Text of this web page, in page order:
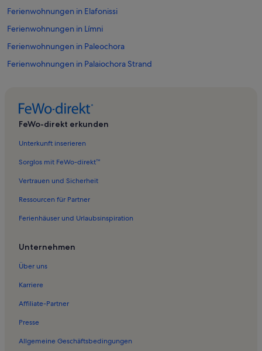
Ferienwohnungen in Elafonissi
Ferienwohnungen in Límni
Ferienwohnungen in Paleochora
Ferienwohnungen in Palaiochora Strand
Ferienwohnungen in Tzitzifia
Ferienwohnungen in Elos
Ferienwohnungen in Pinker Strand
Ferienwohnungen in Sklavopoula
Ferienwohnungen in Plokamianá
Ferienwohnungen in Perivolia
FeWo-direkt erkunden
Unterkunft inserieren
Sorglos mit FeWo-direkt™
Vertrauen und Sicherheit
Ressourcen für Partner
Ferienhäuser und Urlaubsinspiration
Unternehmen
Über uns
Karriere
Affiliate-Partner
Presse
Allgemeine Geschäftsbedingungen